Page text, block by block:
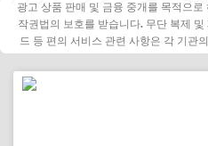
광고 상품 판매 및 금융 중개를 목적으
작권법의 보호를 받습니다. 무단 복제 및
드 등 편의 서비스 관련 사항은 각 기관